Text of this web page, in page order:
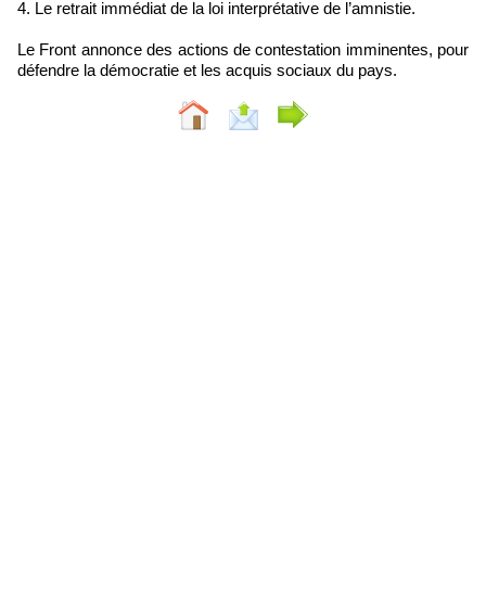
4. Le retrait immédiat de la loi interprétative de l’amnistie.
Le Front annonce des actions de contestation imminentes, pour
défendre la démocratie et les acquis sociaux du pays.